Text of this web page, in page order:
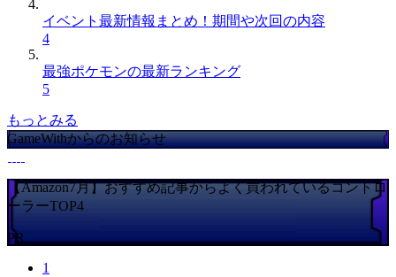
イベント最新情報まとめ！期間や次回の内容
4
最強ポケモンの最新ランキング
5
もっとみる
GameWithからのお知らせ
【Amazon7月】おすすめ記事からよく買われているコントロ
ーラーTOP4
PR
1